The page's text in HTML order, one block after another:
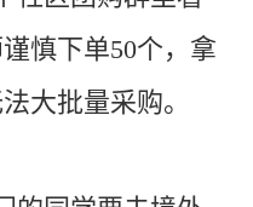
慎下单50个，拿
大批量采购。